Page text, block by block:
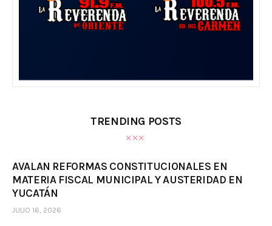
TRENDING POSTS
AVALAN REFORMAS CONSTITUCIONALES EN
MATERIA FISCAL MUNICIPAL Y AUSTERIDAD EN
YUCATÁN
JULIO 16, 2026